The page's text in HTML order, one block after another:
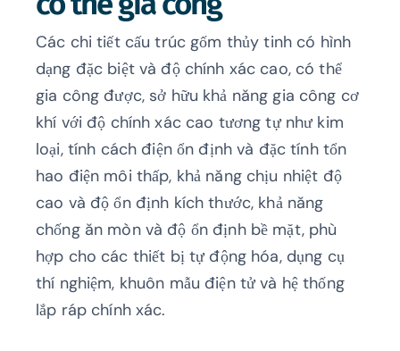
Các chi tiết cấu trúc gốm thủy tinh có hình
dạng đặc biệt và độ chính xác cao, có thể
gia công được, sở hữu khả năng gia công cơ
khí với độ chính xác cao tương tự như kim
loại, tính cách điện ổn định và đặc tính tổn
hao điện môi thấp, khả năng chịu nhiệt độ
cao và độ ổn định kích thước, khả năng
chống ăn mòn và độ ổn định bề mặt, phù
hợp cho các thiết bị tự động hóa, dụng cụ
thí nghiệm, khuôn mẫu điện tử và hệ thống
lắp ráp chính xác.